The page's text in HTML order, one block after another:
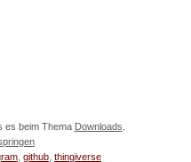
es beim Thema Downloads
github thingiverse